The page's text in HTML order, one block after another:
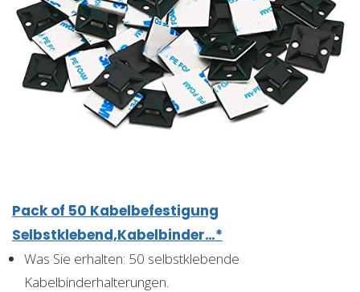
Pack of 50 Kabelbefestigung
Selbstklebend,Kabelbinder…*
Was Sie erhalten: 50 selbstklebende
Kabelbinderhalterungen.